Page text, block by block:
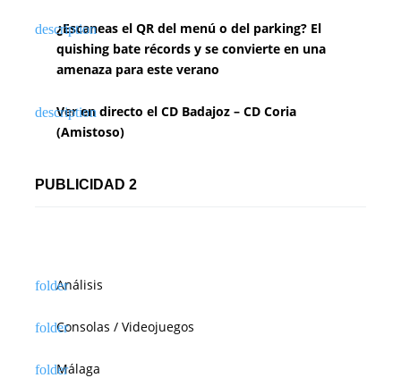
¿Escaneas el QR del menú o del parking? El
quishing bate récords y se convierte en una
amenaza para este verano
Ver en directo el CD Badajoz – CD Coria
(Amistoso)
PUBLICIDAD 2
Análisis
Consolas / Videojuegos
Málaga